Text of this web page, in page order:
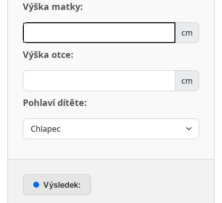
Výška matky:
cm
Výška otce:
cm
Pohlaví dítěte:
Výsledek: